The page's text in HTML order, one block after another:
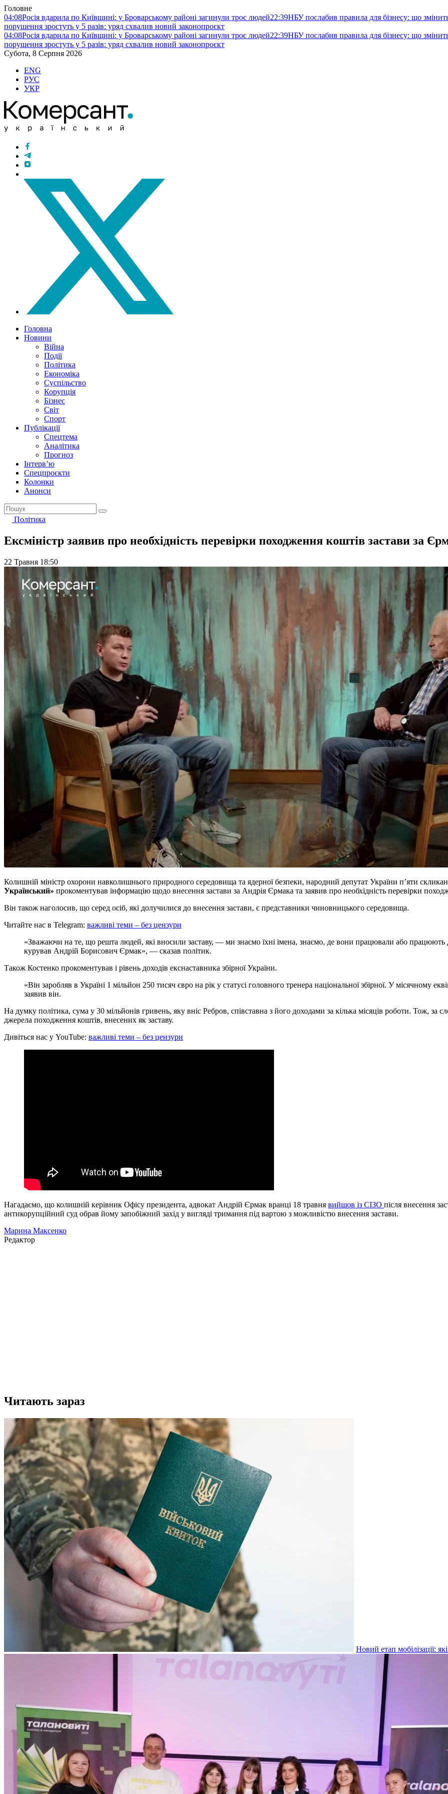
Головне
04:08Росія вдарила по Київщині: у Броварському районі загинули троє людей22:39НБУ послабив правила для бізнесу: що
порушення зростуть у 5 разів: уряд схвалив новий законопроєкт
04:08Росія вдарила по Київщині: у Броварському районі загинули троє людей22:39НБУ послабив правила для бізнесу: що
порушення зростуть у 5 разів: уряд схвалив новий законопроєкт
Субота, 8 Серпня 2026
ENG
РУС
УКР
Головна
Новини
Війна
Події
Політика
Економіка
Суспільство
Корупція
Бізнес
Світ
Спорт
Публікації
Спецтема
Аналітика
Прогноз
Інтерв’ю
Спецпроєкти
Колонки
Анонси
Політика
Ексміністр заявив про необхідність перевірки походження коштів застави за
22 Травня 18:50
Колишній міністр охорони навколишнього природного середовища та ядерної безпеки, народний депутат України п’яти
Український» прокоментував інформацію щодо внесення застави за Андрія Єрмака та заявив про необхідність перевірки
Він також наголосив, що серед осіб, які долучилися до внесення застави, є представники чиновницького середовища.
Читайте нас в Telegram: важливі теми – без цензури
«Зважаючи на те, що решта людей, які вносили заставу, — ми знаємо їхні імена, знаємо, де вони працювали або
курував Андрій Борисович Єрмак», — сказав політик.
Також Костенко прокоментував і рівень доходів екснаставника збірної України.
«Він заробляв в Україні 1 мільйон 250 тисяч євро на рік у статусі головного тренера національної збірної. У місячному
заявив він.
На думку політика, сума у 30 мільйонів гривень, яку вніс Ребров, співставна з його доходами за кілька місяців роботи. Тож, за
джерела походження коштів, внесених як заставу.
Дивіться нас у YouTube: важливі теми – без цензури
Нагадаємо, що колишній керівник Офісу президента, адвокат Андрій Єрмак вранці 18 травня вийшов із СІЗО після внесення
антикорупційний суд обрав йому запобіжний захід у вигляді тримання під вартою з можливістю внесення застави.
Марина Максенко
Редактор
Читають зараз
Новий етап мобілізації: